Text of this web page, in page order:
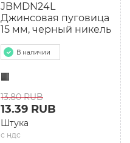
JBMDN24L
Джинсовая пуговица
15 мм, черный никель
В наличии
13.80 RUB
с ндс
13.39 RUB
Штука